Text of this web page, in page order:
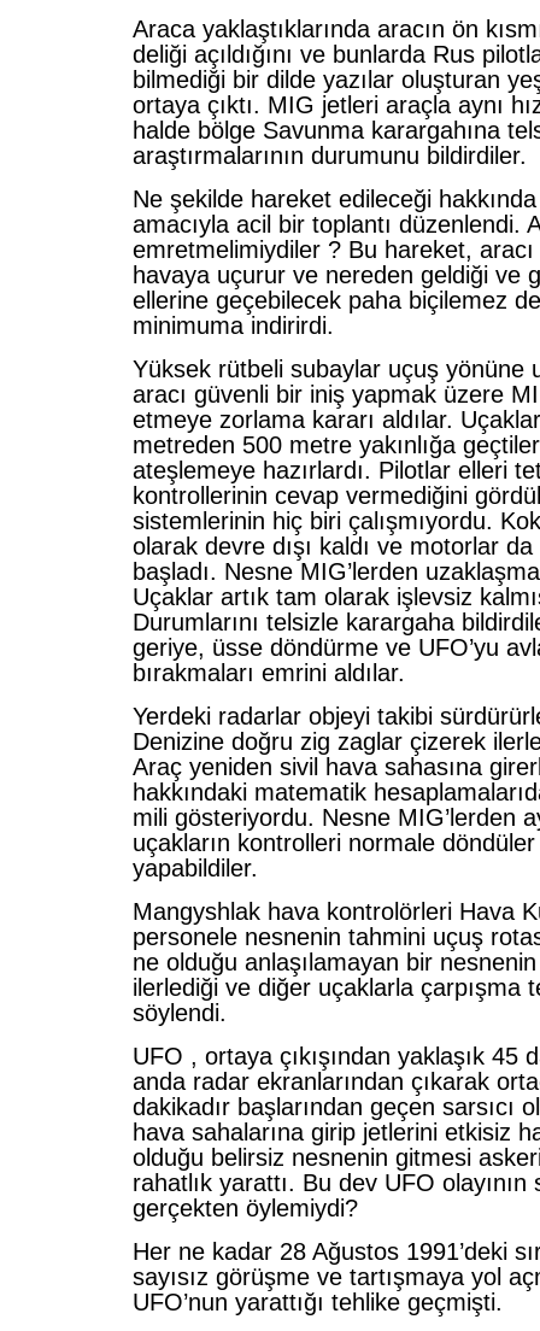
Araca yaklaştıklarında aracın ön
deliği açıldığını ve bunlarda Rus
bilmediği bir dilde yazılar oluşturan
ortaya çıktı. MIG jetleri araçla aynı
halde bölge Savunma karargahına
araştırmalarının durumunu bildirdiler.
Ne şekilde hareket edileceği
amacıyla acil bir toplantı düzenlendi.
emretmelimiydiler ? Bu hareket,
havaya uçurur ve nereden geldiği ve
ellerine geçebilecek paha biçilemez
minimuma indirirdi.
Yüksek rütbeli subaylar uçuş yönüne
aracı güvenli bir iniş yapmak üzere
etmeye zorlama kararı aldılar.
metreden 500 metre yakınlığa
ateşlemeye hazırlardı. Pilotlar elleri
kontrollerinin cevap vermediğini
sistemlerinin hiç biri çalışmıyordu.
olarak devre dışı kaldı ve motorlar
başladı. Nesne MIG’lerden
Uçaklar artık tam olarak işlevsiz
Durumlarını telsizle karargaha
geriye, üsse döndürme ve UFO’yu
bırakmaları emrini aldılar.
Yerdeki radarlar objeyi takibi
Denizine doğru zig zaglar çizerek
Araç yeniden sivil hava sahasına
hakkındaki matematik
mili gösteriyordu. Nesne MIG’lerden
uçakların kontrolleri normale
yapabildiler.
Mangyshlak hava kontrolörleri Hava
personele nesnenin tahmini uçuş
ne olduğu anlaşılamayan bir
ilerlediği ve diğer uçaklarla çarpışma
söylendi.
UFO , ortaya çıkışından yaklaşık 45
anda radar ekranlarından çıkarak
dakikadır başlarından geçen sarsıcı
hava sahalarına girip jetlerini etkisiz
olduğu belirsiz nesnenin gitmesi
rahatlık yarattı. Bu dev UFO
gerçekten öylemiydi?
Her ne kadar 28 Ağustos 1991’deki
sayısız görüşme ve tartışmaya yol
UFO’nun yarattığı tehlike geçmişti.